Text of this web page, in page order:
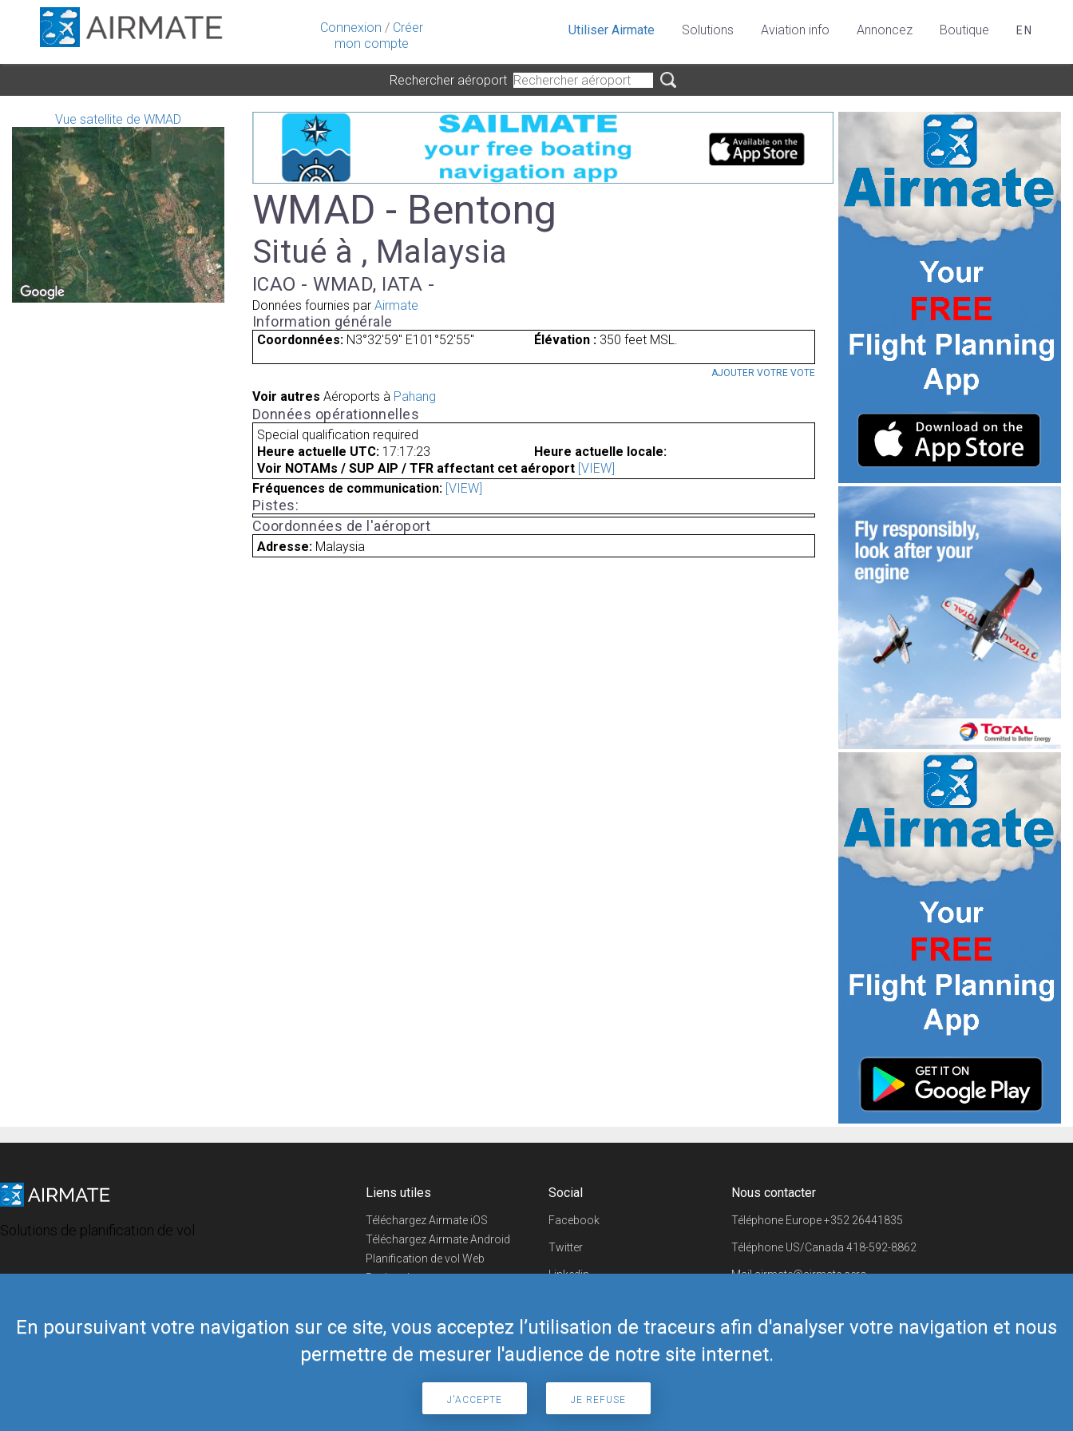
Connexion / Créer
mon compte
En poursuivant votre navigation sur ce site, vous acceptez l’utilisation de traceurs afin d'analyser votre navigation et nous
permettre de mesurer l'audience de notre site internet.
J'ACCEPTE JE REFUSE
Utiliser Airmate Solutions Aviation info Annoncez Boutique EN
Rechercher aéroport
Vue satellite de WMAD
WMAD - Bentong
Situé à , Malaysia
ICAO - WMAD, IATA -
Données fournies par Airmate
Information générale
Coordonnées: N3°32'59" E101°52'55" Élévation :350 feet MSL.
AJOUTER VOTRE VOTE
Voir autres Aéroports à Pahang
Données opérationnelles
Special qualification required
Heure actuelle UTC: 17:17:23
Heure actuelle locale:
Voir NOTAMs / SUP AIP / TFR affectant cet aéroport [VIEW]
Fréquences de communication: [VIEW]
Pistes:
Coordonnées de l'aéroport
Adresse: Malaysia
Solutions de planification de vol
Liens utiles
Téléchargez Airmate iOS
Téléchargez Airmate Android
Planification de vol Web
Recherche
Boutique Airmate
Social
Facebook
Twitter
Linkedin
Telegram
Nous contacter
Téléphone Europe+352 26441835
Téléphone US/Canada 418-592-8862
Mailairmate@airmate.aero